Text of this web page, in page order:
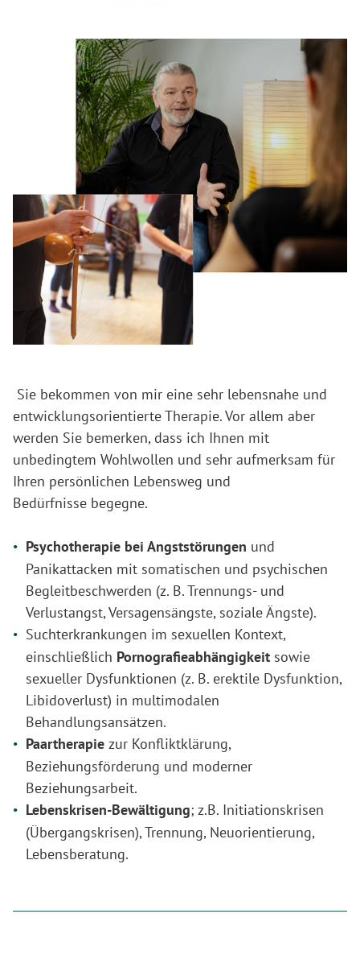
Sie bekommen von mir eine sehr lebensnahe und
entwicklungsorientierte Therapie. Vor allem aber
werden Sie bemerken, dass ich Ihnen mit
unbedingtem Wohlwollen und sehr aufmerksam für
Ihren persönlichen Lebensweg und
Bedürfnisse begegne.
Psychotherapie bei Angststörungen und
Panikattacken mit somatischen und psychischen
Begleitbeschwerden (z. B. Trennungs- und
Verlustangst, Versagensängste, soziale Ängste).
Suchterkrankungen im sexuellen Kontext,
einschließlich Pornografieabhängigkeit sowie
sexueller Dysfunktionen (z. B. erektile Dysfunktion,
Libidoverlust) in multimodalen
Behandlungsansätzen.
Paartherapie zur Konfliktklärung,
Beziehungsförderung und moderner
Beziehungsarbeit.
Lebenskrisen-Bewältigung; z.B. Initiationskrisen
(Übergangskrisen), Trennung, Neuorientierung,
Lebensberatung.